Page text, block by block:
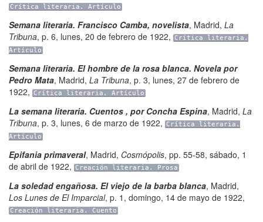
Crítica literaria. Artículo
Semana literaria. Francisco Camba, novelista, Madrid, La
Tribuna, p. 6, lunes, 20 de febrero de 1922,
Crítica literaria.
Artículo
Semana literaria. El hombre de la rosa blanca. Novela por
Pedro Mata, Madrid, La Tribuna, p. 3, lunes, 27 de febrero de
1922, Crítica literaria. Artículo
La semana literaria. Cuentos , por Concha Espina, Madrid, La
Tribuna, p. 3, lunes, 6 de marzo de 1922,
Crítica literaria.
Artículo
Epifania primaveral, Madrid, Cosmópolis, pp. 55-58, sábado, 1
de abril de 1922, Creación literaria. Prosa
La soledad engañosa. El viejo de la barba blanca, Madrid,
Los Lunes de El Imparcial, p. 1 , domingo, 14 de mayo de 1922,
Creación literaria. Cuento